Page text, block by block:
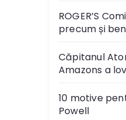
ROGER’S
precum și
Căpitanul
Amazons a
10 motive
Powell